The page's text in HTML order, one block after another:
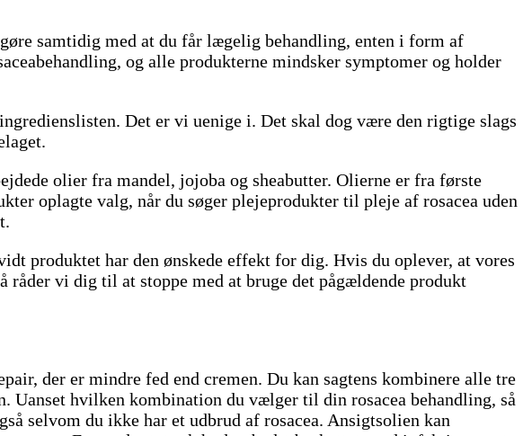
samtidig med at du får lægelig behandling, enten i form af
og alle produkterne mindsker symptomer og holder
Det er vi uenige i. Det skal dog være den rigtige slags
olier fra mandel, jojoba og sheabutter. Olierne er fra første
oplagte valg, når du søger plejeprodukter til pleje af rosacea uden
produktet har den ønskede effekt for dig. Hvis du oplever, at vores
råder vi dig til at stoppe med at bruge det pågældende produkt
der er mindre fed end cremen. Du kan sagtens kombinere alle tre
Uanset hvilken kombination du vælger til din rosacea behandling, så
selvom du ikke har et udbrud af rosacea. Ansigtsolien kan